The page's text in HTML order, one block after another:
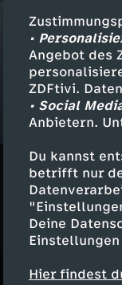
•
Angebot des
ZDFtivi.
• Social
Anbietern.
Du kannst
betrifft nur
Deine
Hier findest